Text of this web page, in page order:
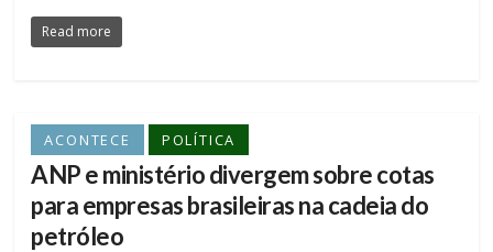
Read more
ACONTECE POLÍTICA
ANP e ministério divergem sobre cotas
para empresas brasileiras na cadeia do
petróleo